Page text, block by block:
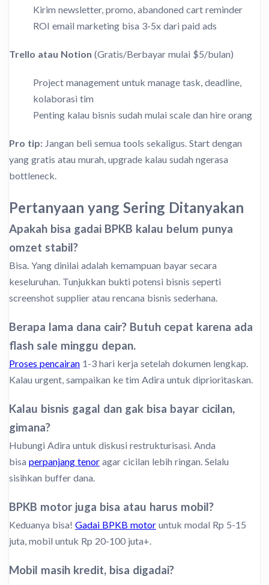
Kirim newsletter, promo, abandoned cart reminder
ROI email marketing bisa 3-5x dari paid ads
Trello atau Notion (Gratis/Berbayar mulai $5/bulan)
Project management untuk manage task, deadline,
kolaborasi tim
Penting kalau bisnis sudah mulai scale dan hire orang
Pro tip: Jangan beli semua tools sekaligus. Start dengan
yang gratis atau murah, upgrade kalau sudah ngerasa
bottleneck.
Pertanyaan yang Sering Ditanyakan
Apakah bisa gadai BPKB kalau belum punya
omzet stabil?
Bisa. Yang dinilai adalah kemampuan bayar secara
keseluruhan. Tunjukkan bukti potensi bisnis seperti
screenshot supplier atau rencana bisnis sederhana.
Berapa lama dana cair? Butuh cepat karena ada
flash sale minggu depan.
Proses pencairan 1-3 hari kerja setelah dokumen lengkap.
Kalau urgent, sampaikan ke tim Adira untuk diprioritaskan.
Kalau bisnis gagal dan gak bisa bayar cicilan,
gimana?
Hubungi Adira untuk diskusi restrukturisasi. Anda
bisa perpanjang tenor agar cicilan lebih ringan. Selalu
sisihkan buffer dana.
BPKB motor juga bisa atau harus mobil?
Keduanya bisa! Gadai BPKB motor untuk modal Rp 5-15
juta, mobil untuk Rp 20-100 juta+.
Mobil masih kredit, bisa digadai?